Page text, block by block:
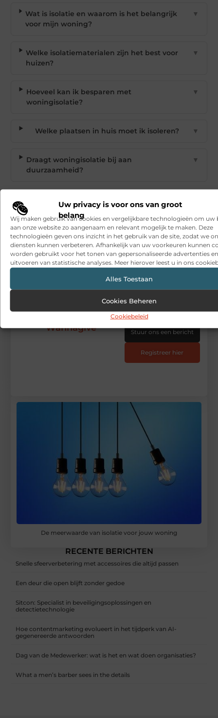
Uw privacy is voor ons van groot
belang
Wij maken gebruik van cookies en vergelijkbare technologieën om uw
aan onze website zo aangenaam en relevant mogelijk te maken. Deze
technologieën geven ons inzicht in het gebruik van de site, zodat we
diensten kunnen verbeteren. Afhankelijk van uw voorkeuren kunnen
worden gebruikt voor het tonen van gepersonaliseerde advertenties
uitvoeren van statistische analyses. Meer hierover leest u in ons
Alles Toestaan
Cookies Beheren
Cookiebeleid
Wat is isolatie en waarom is het belangrijk
voor mijn woning?
▼
Welke isolatiematerialen zijn het best voor
huizen?
▼
Hoeveel kan ik besparen met
woningisolatie?
▼
Welke plaatsen in huis moet ik isoleren? ▼
Draagt woningisolatie bij aan
duurzaamheid?
▼
X
(Twitter)
Facebook Pinterest LinkedIn Email
Tags en Categorieën:
Woningen,isolatie,woningen
De meerwaarde van isolatie voor jouw woning
RECENTE BERICHTEN
Snelle sfeerverbetering met accessoires die altijd passen
Een deur die open blijft zonder gedoe
Sitcon: Specialist in beveiligingsoplossingen en
detectietechnologie
Hoe contentmarketing evolueert in het tijdperk van AI-
gegenereerde antwoorden
Dag van de Medewerker: wat is het en wat doen organisaties?
What a men’s barber sees in the details
Begin vandaag nog
met bloggen op
Wannagive
Stuur ons een bericht
Registreer hier